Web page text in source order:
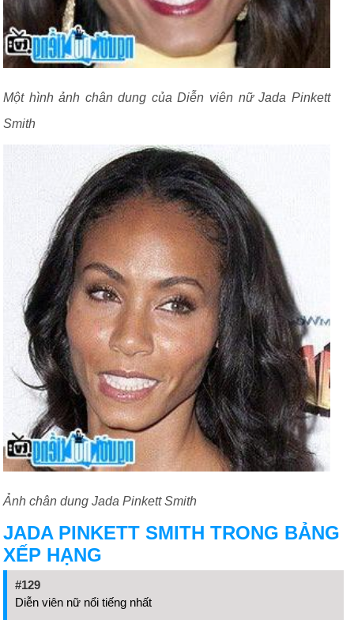
Một hình ảnh chân dung của Diễn viên nữ Jada Pinkett
Smith
Ảnh chân dung Jada Pinkett Smith
JADA PINKETT SMITH TRONG BẢNG
XẾP HẠNG
#129
Diễn viên nữ nổi tiếng nhất